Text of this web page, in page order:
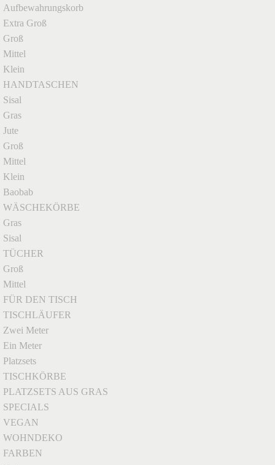
Aufbewahrungskorb
Extra Groß
Groß
Mittel
Klein
HANDTASCHEN
Sisal
Gras
Jute
Groß
Mittel
Klein
Baobab
WÄSCHEKÖRBE
Gras
Sisal
TÜCHER
Groß
Mittel
FÜR DEN TISCH
TISCHLÄUFER
Zwei Meter
Ein Meter
Platzsets
TISCHKÖRBE
PLATZSETS AUS GRAS
SPECIALS
VEGAN
WOHNDEKO
FARBEN